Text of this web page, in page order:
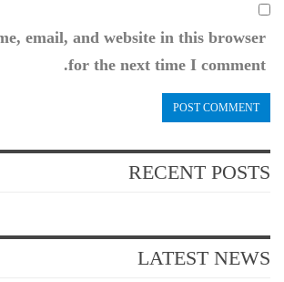
email, and website in this browser
for the next time I comment.
RECENT POSTS
LATEST NEWS